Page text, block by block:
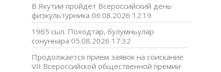
В Якутии пройдет Всероссийский день
физкультурника 06.08.2026 12:19
1965 сыл. Походтар, булумньулар
сонуннара 05.08.2026 17:32
Продолжается прием заявок на соискание
VII Всероссийской общественной премии